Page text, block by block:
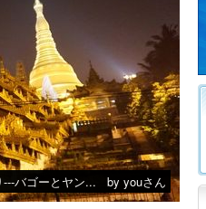
バゴーとヤン... by youさん